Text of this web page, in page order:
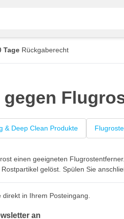
Tage Rückgaberecht
gegen
& Deep Clean Produkte
einen geeigneten
gelöst. Spülen Sie
in Ihrem Posteingang.
an